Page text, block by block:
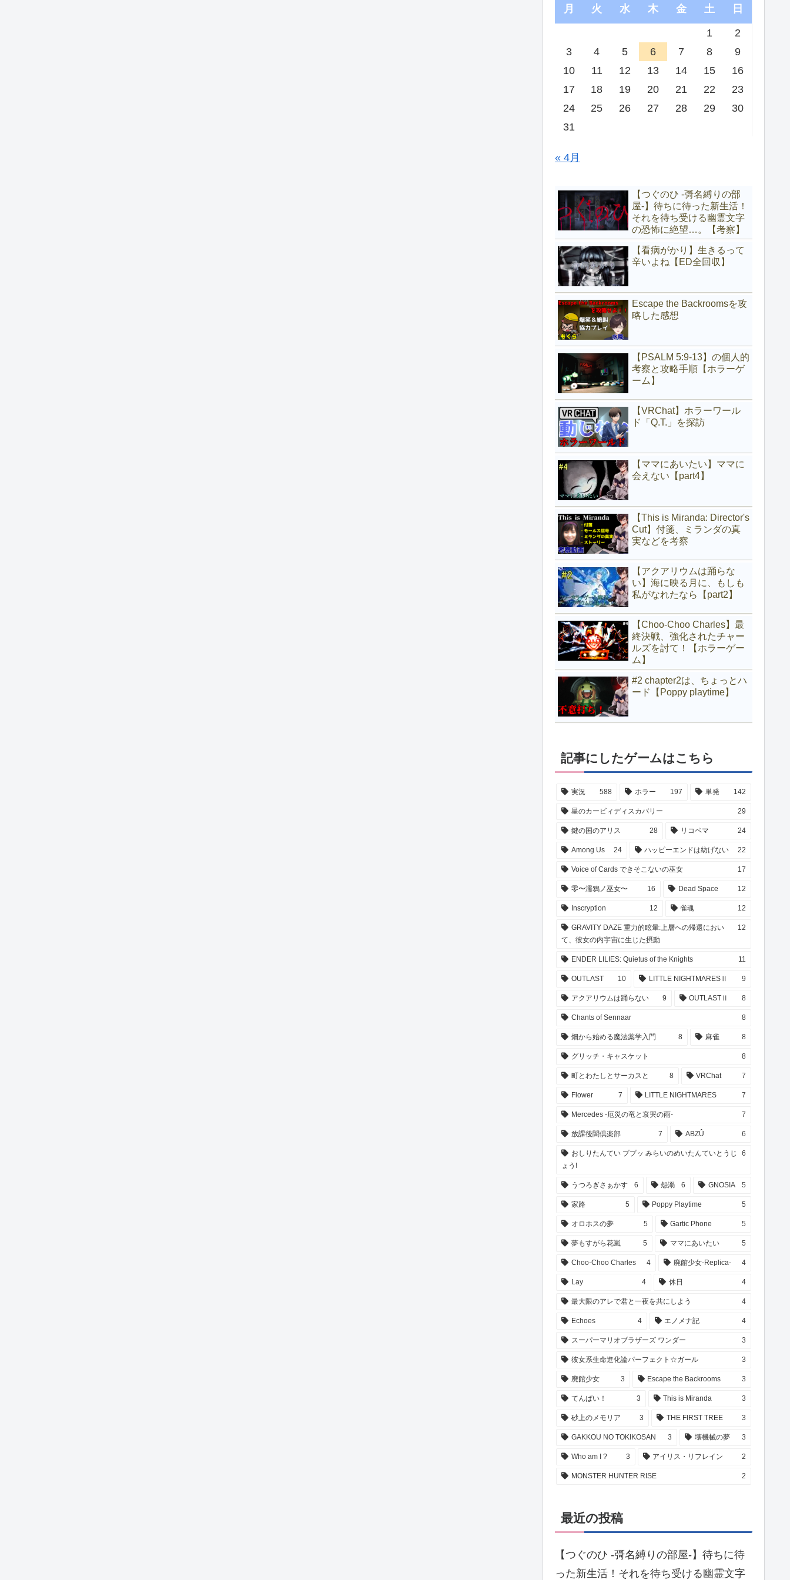
月 火 水 木 金 土 日
1
2
3
4 5 6 7 8
9
10
11 12 13 14 15
16
17
18 19 20 21 22
23
24
25 26 27 28 29
30
31
« 4月
【つぐのひ -彁名縛りの部
屋-】待ちに待った新生活！
それを待ち受ける幽霊文字
の恐怖に絶望…。【考察】
【看病がかり】生きるって
辛いよね【ED全回収】
Escape the Backroomsを攻
略した感想
【PSALM 5:9-13】の個人的
考察と攻略手順【ホラーゲ
ーム】
【VRChat】ホラーワール
ド「Q.T.」を探訪
【ママにあいたい】ママに
会えない【part4】
【This is Miranda: Director's
Cut】付箋、ミランダの真
実などを考察
【アクアリウムは踊らな
い】海に映る月に、もしも
私がなれたなら【part2】
【Choo-Choo Charles】最
終決戦、強化されたチャー
ルズを討て！【ホラーゲー
ム】
#2 chapter2は、ちょっとハ
ード【Poppy playtime】
記事にしたゲームはこちら
実況 588 ホラー 197 単発 142
星のカービィディスカバリー 29
鍵の国のアリス 28 リコペマ 24
Among Us 24 ハッピーエンドは紡げない 22
Voice of Cards できそこないの巫女 17
零〜濡鴉ノ巫女〜 16 Dead Space 12
Inscryption 12 雀魂 12
GRAVITY DAZE 重力的眩暈:上層への帰還におい
て、彼女の内宇宙に生じた摂動
12
ENDER LILIES: Quietus of the Knights 11
OUTLAST 10 LITTLE NIGHTMARESⅡ 9
アクアリウムは踊らない 9 OUTLASTⅡ 8
Chants of Sennaar 8
畑から始める魔法薬学入門 8 麻雀 8
グリッチ・キャスケット 8
町とわたしとサーカスと 8 VRChat 7
Flower 7 LITTLE NIGHTMARES 7
Mercedes -厄災の竜と哀哭の雨- 7
放課後闇倶楽部 7 ABZÛ 6
おしりたんてい ププッ みらいのめいたんていとうじ
ょう!
6
うつろぎさぁかす 6 怨溺 6 GNOSIA 5
家路 5 Poppy Playtime 5
オロホスの夢 5 Gartic Phone 5
夢もすがら花嵐 5 ママにあいたい 5
Choo-Choo Charles 4 廃館少女-Replica- 4
Lay 4 休日 4
最大限のアレで君と一夜を共にしよう 4
Echoes 4 エノメナ記 4
スーパーマリオブラザーズ ワンダー 3
彼女系生命進化論パーフェクト☆ガール 3
廃館少女 3 Escape the Backrooms 3
てんぱい！ 3 This is Miranda 3
砂上のメモリア 3 THE FIRST TREE 3
GAKKOU NO TOKIKOSAN 3 壊機械の夢 3
Who am I ? 3 アイリス・リフレイン 2
MONSTER HUNTER RISE 2
最近の投稿
【つぐのひ -彁名縛りの部屋-】待ちに待
った新生活！それを待ち受ける幽霊文字